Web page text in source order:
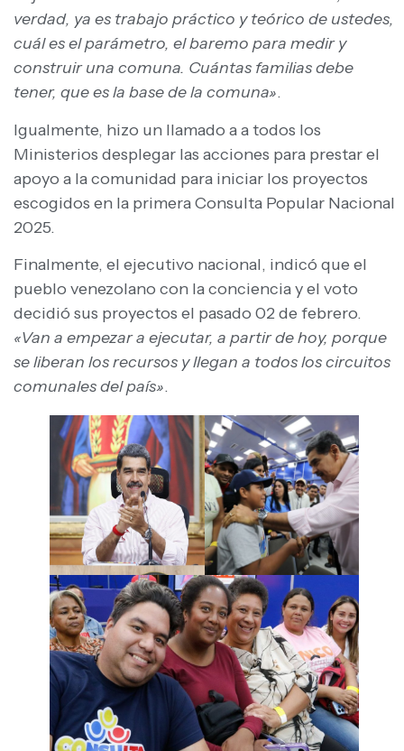
verdad, ya es trabajo práctico y teórico de ustedes,
cuál es el parámetro, el baremo para medir y
construir una comuna. Cuántas familias debe
tener, que es la base de la comuna».
Igualmente, hizo un llamado a a todos los
Ministerios desplegar las acciones para prestar el
apoyo a la comunidad para iniciar los proyectos
escogidos en la primera Consulta Popular Nacional
2025.
Finalmente, el ejecutivo nacional, indicó que el
pueblo venezolano con la conciencia y el voto
decidió sus proyectos el pasado 02 de febrero.
«Van a empezar a ejecutar, a partir de hoy, porque
se liberan los recursos y llegan a todos los circuitos
comunales del país».